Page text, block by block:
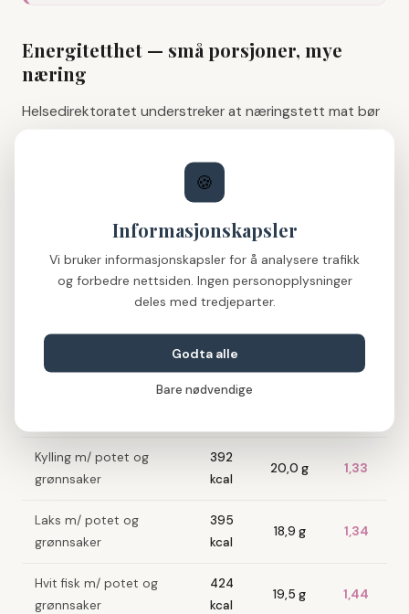
Energitetthet — små porsjoner, mye
næring
Helsedirektoratet understreker at næringstett mat bør
for pasienter med redusert appetitt eller dysfagi, der
Energitetthet måles i kilokalorier per gram (kcal/g). Vanlig
institusjonsmat har ofte en energitetthet på 0,7–1,0
kcal/g. For personer i risiko for underernæring anbefales
minst 1,0–1,5 kcal/g.
Energi
431
Kylling m/ potet og
grønnsaker
392
kcal
20,0 g 1,33
Laks m/ potet og
grønnsaker
395
kcal
18,9 g 1,34
Hvit fisk m/ potet og
grønnsaker
424
kcal
19,5 g 1,44
🍪
Informasjonskapsler
Vi bruker informasjonskapsler for å analysere trafikk
og forbedre nettsiden. Ingen personopplysninger
deles med tredjeparter.
Godta alle
Bare nødvendige